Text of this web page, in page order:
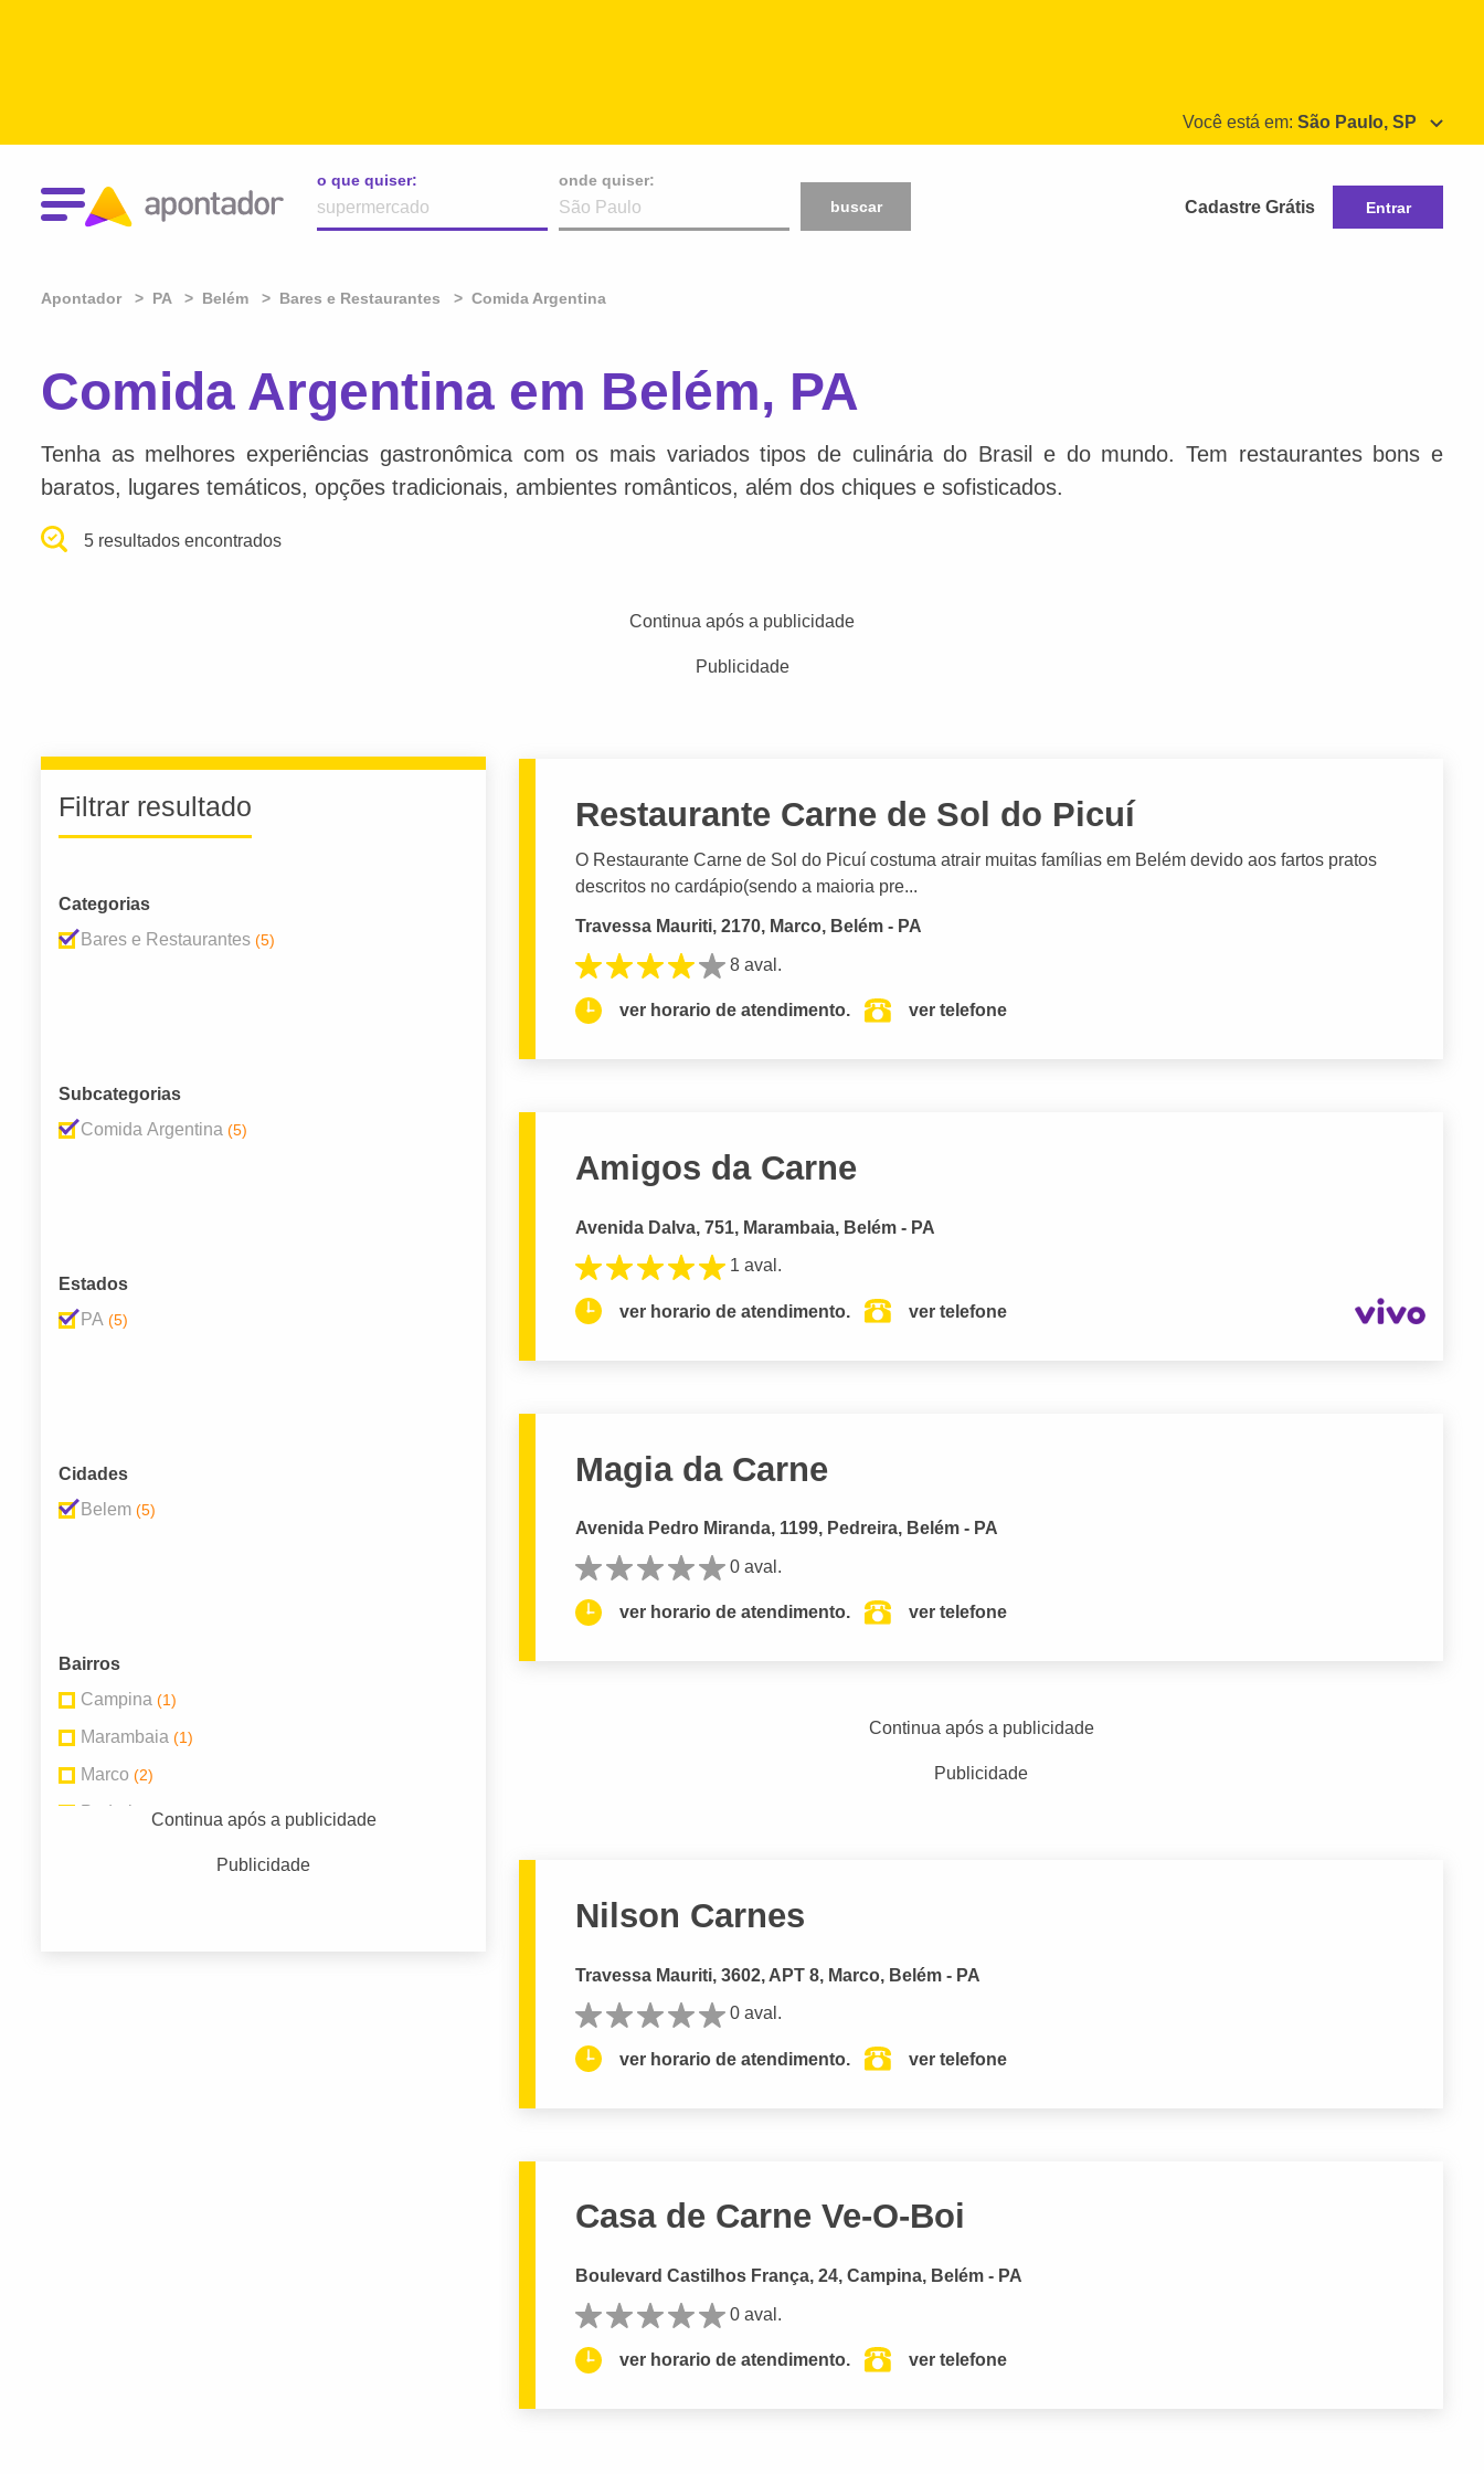
Você está em: São Paulo, SP
o que quiser:
onde quiser:
buscar
Cadastre Grátis Entrar
Apontador PA Belém Bares e Restaurantes Comida Argentina
Comida Argentina em Belém, PA
Tenha as melhores experiências gastronômica com os mais variados tipos de culinária do Brasil e do mundo. Tem restaurantes bons e
baratos, lugares temáticos, opções tradicionais, ambientes românticos, além dos chiques e sofisticados.
5 resultados encontrados
Continua após a publicidade
Publicidade
Filtrar resultado
Categorias
Bares e Restaurantes (5)
Subcategorias
Comida Argentina (5)
Estados
PA (5)
Cidades
Belem (5)
Bairros
Campina (1)
Marambaia (1)
Marco (2)
Pedreira (1)
Continua após a publicidade
Publicidade
Restaurante Carne de Sol do Picuí
O Restaurante Carne de Sol do Picuí costuma atrair muitas famílias em Belém devido aos fartos pratos
descritos no cardápio(sendo a maioria pre...
Travessa Mauriti, 2170, Marco, Belém - PA
8 aval.
ver horario de atendimento. ver telefone
Amigos da Carne
Avenida Dalva, 751, Marambaia, Belém - PA
1 aval.
ver horario de atendimento. ver telefone
Magia da Carne
Avenida Pedro Miranda, 1199, Pedreira, Belém - PA
0 aval.
ver horario de atendimento. ver telefone
Continua após a publicidade
Publicidade
Nilson Carnes
Travessa Mauriti, 3602, APT 8, Marco, Belém - PA
0 aval.
ver horario de atendimento. ver telefone
Casa de Carne Ve-O-Boi
Boulevard Castilhos França, 24, Campina, Belém - PA
0 aval.
ver horario de atendimento. ver telefone